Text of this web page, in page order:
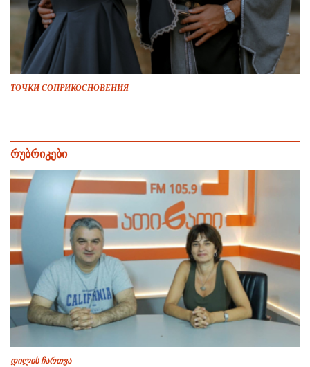
ТОЧКИ СОПРИКОСНОВЕНИЯ
რუბრიკები
დილის ჩართვა